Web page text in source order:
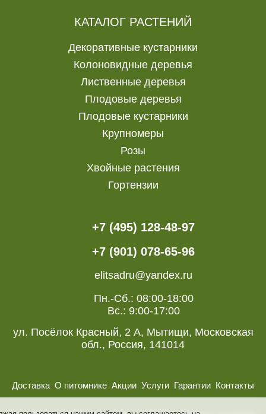
КАТАЛОГ РАСТЕНИЙ
Декоративные кустарники
Колоновидные деревья
Лиственные деревья
Плодовые деревья
Плодовые кустарники
Крупномеры
Розы
Хвойные растения
Гортензии
+7 (495) 128-48-97
+7 (901) 078-65-96
elitsadru@yandex.ru
Пн.-Сб.: 08:00-18:00
Вс.: 9:00-17:00
ул. Посёлок Красный, 2 А, Мытищи, Московская
обл., Россия, 141014
Доставка О питомнике Акции Услуги Гарантии Контакты